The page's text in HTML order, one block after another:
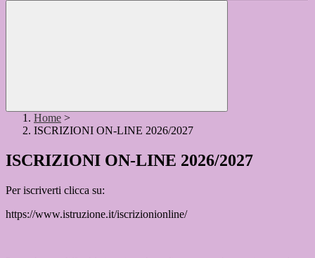
Home >
ISCRIZIONI ON-LINE 2026/2027
ISCRIZIONI ON-LINE 2026/2027
Per iscriverti clicca su:
https://www.istruzione.it/iscrizionionline/